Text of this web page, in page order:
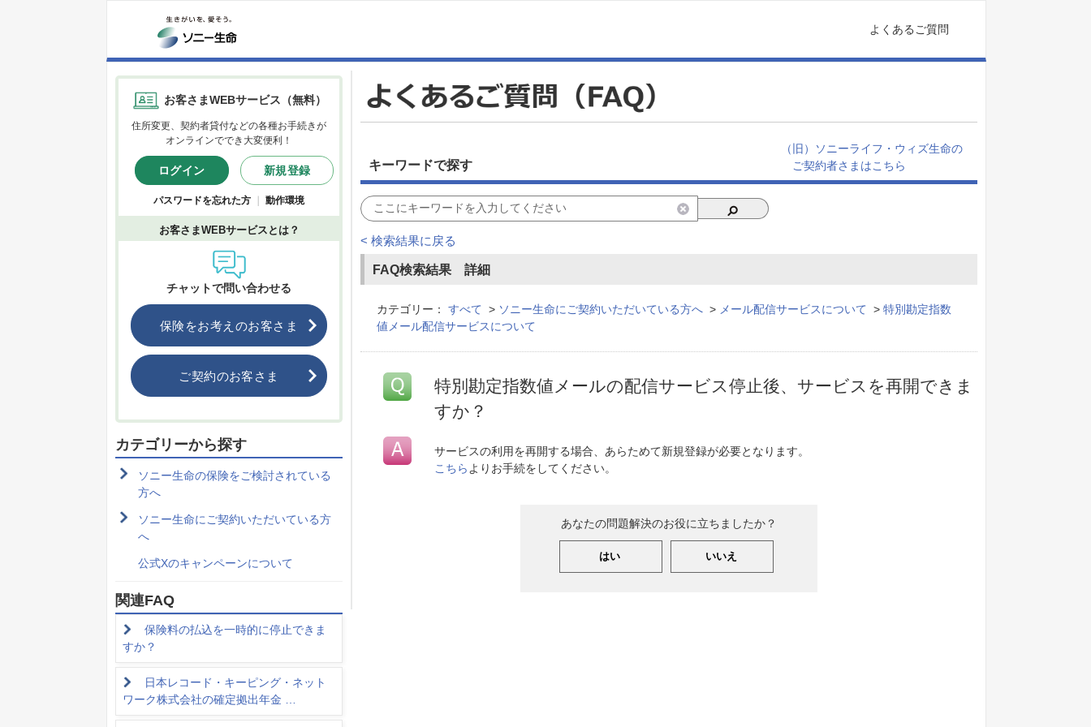
よくあるご質問
お客さまWEBサービス（無料）
住所変更、契約者貸付などの各種お手続きが
オンラインででき大変便利！
ログイン 新規登録
パスワードを忘れた方 動作環境
お客さまWEBサービスとは？
チャットで問い合わせる
保険をお考えのお客さま
ご契約のお客さま
カテゴリーから探す
ソニー生命の保険をご検討されている
方へ
ソニー生命にご契約いただいている方
へ
公式Xのキャンペーンについて
関連FAQ
保険料の払込を一時的に停止できま
すか？
日本レコード・キーピング・ネット
ワーク株式会社の確定拠出年金 …
キーワードで探す
（旧）ソニーライフ・ウィズ生命の
ご契約者さまはこちら
< 検索結果に戻る
FAQ検索結果 詳細
カテゴリー： すべて > ソニー生命にご契約いただいている方へ > メール配信サービスについて > 特別勘定指数
値メール配信サービスについて
特別勘定指数値メールの配信サービス停止後、サービスを再開できま
すか？
サービスの利用を再開する場合、あらためて新規登録が必要となります。
こちらよりお手続をしてください。
あなたの問題解決のお役に立ちましたか？